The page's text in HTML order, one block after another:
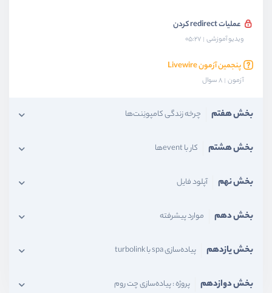
عملیات redirect کردن
ویدیو آموزشی 05:27
پنجمین آزمون Livewire
آزمون 8 سوال
بخش هفتم چرخه زندگی کامپونِنت‌ها
بخش هشتم کار با eventها
بخش نهم آپلود فایل
بخش دهم موارد پیشرفته
بخش یازدهم پیاده‌سازی spa با turbolink
بخش دوازدهم پروژه : پیاده‌سازی چت روم